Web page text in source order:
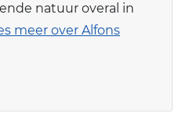
natuur overal in
meer over Alfons